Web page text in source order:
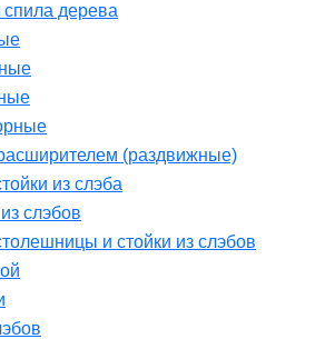
дерева
(раздвижные)
из слэба
слэбов
и стойки из слэбов